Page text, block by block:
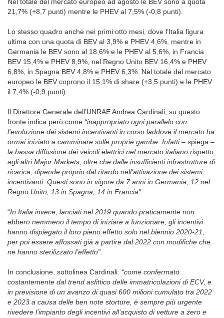
21,7% (+8,7 punti) mentre le PHEV al 7,5% (-0,8 punti).
Lo stesso quadro anche nei primi otto mesi, dove l’Italia figura
ultima con una quota di BEV al 3,9% e PHEV 4,6%, mentre in
Germania le BEV sono al 18,6% e le PHEV al 5,6%, in Francia
BEV 15,4% e PHEV 8,9%, nel Regno Unito BEV 16,4% e PHEV
6,8%, in Spagna BEV 4,8% e PHEV 6,3%. Nel totale del mercato
europeo le BEV coprono il 15,1% di share (+3,5 punti) e le PHEV
il 7,4% (-0,9 punti).
Il Direttore Generale dell’UNRAE Andrea Cardinali, su questo
fronte indica però come “inappropriato ogni parallelo con
l’evoluzione dei sistemi incentivanti in corso laddove il mercato ha
ormai iniziato a camminare sulle proprie gambe. Infatti – spiega –
la bassa diffusione dei veicoli elettrici nel mercato italiano rispetto
agli altri Major Markets, oltre che dalle insufficienti infrastrutture di
ricarica, dipende proprio dal ritardo nell’attivazione dei sistemi
incentivanti. Questi sono in vigore da 7 anni in Germania, 12 nel
Regno Unito, 13 in Spagna, 14 in Francia”.
“In Italia invece, lanciati nel 2019 quando praticamente non
ebbero nemmeno il tempo di iniziare a funzionare, gli incentivi
hanno dispiegato il loro pieno effetto solo nel biennio 2020-21,
per poi essere affossati già a partire dal 2022 con modifiche che
ne hanno sterilizzato l’effetto”.
In conclusione, sottolinea Cardinali: “come confermato
costantemente dal trend asfittico delle immatricolazioni di ECV, e
in previsione di un avanzo di quasi 600 milioni cumulato tra 2022
e 2023 a causa delle ben note storture, è sempre più urgente
rivedere l’impianto degli incentivi all’acquisto di vetture a zero e